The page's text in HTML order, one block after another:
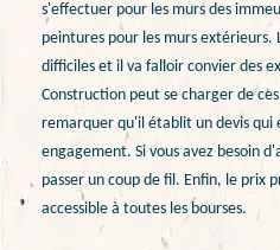
s'effectuer pour les murs des
peintures pour les murs extérieurs.
difficiles et il va falloir convier des
Construction peut se charger de
remarquer qu'il établit un devis
engagement. Si vous avez besoin
passer un coup de fil. Enfin, le prix
accessible à toutes les bourses.